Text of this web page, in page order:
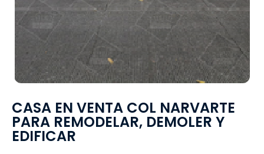
CASA EN VENTA COL NARVARTE
PARA REMODELAR, DEMOLER Y
EDIFICAR